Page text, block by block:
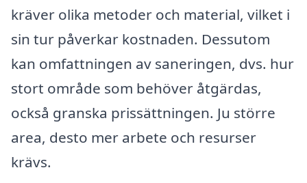
kräver olika metoder och material, vilket i
sin tur påverkar kostnaden. Dessutom
kan omfattningen av saneringen, dvs. hur
stort område som behöver åtgärdas,
också granska prissättningen. Ju större
area, desto mer arbete och resurser
krävs.